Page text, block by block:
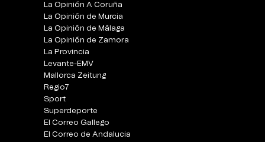
La Opinión A Coruña
La Opinión de Murcia
La Opinión de Málaga
La Opinión de Zamora
La Provincia
Levante-EMV
Mallorca Zeitung
Regio7
Sport
Superdeporte
El Correo Gallego
El Correo de Andalucia